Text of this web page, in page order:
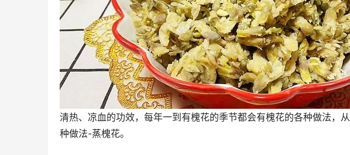
清热、凉血的功效，每年一到有槐花的季节都会有槐花的各种做法，
种做法-蒸槐花。